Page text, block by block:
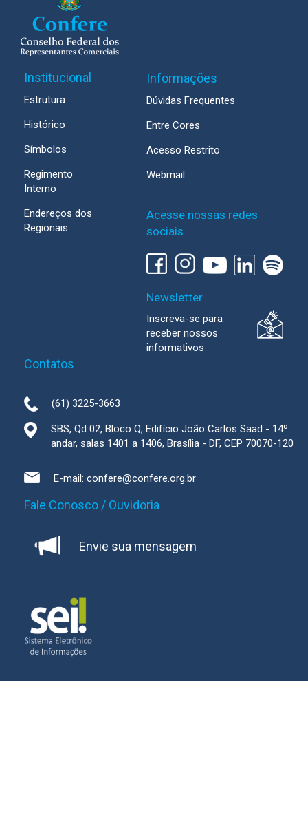
Institucional
Estrutura
Histórico
Símbolos
Regimento
Interno
Endereços dos
Regionais
Informações
Dúvidas Frequentes
Entre Cores
Acesso Restrito
Webmail
Acesse nossas redes
sociais
Newsletter
Inscreva-se para
receber nossos
informativos
Contatos
(61) 3225-3663
SBS, Qd 02, Bloco Q, Edifício João Carlos Saad - 14º
andar, salas 1401 a 1406, Brasília - DF, CEP 70070-120
E-mail: confere@confere.org.br
Fale Conosco / Ouvidoria
Envie sua mensagem